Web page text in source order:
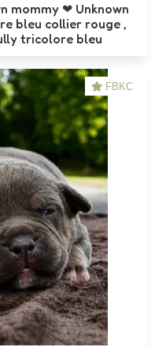
mommy ❤ Unknown
bleu collier rouge ,
tricolore bleu
FBKC